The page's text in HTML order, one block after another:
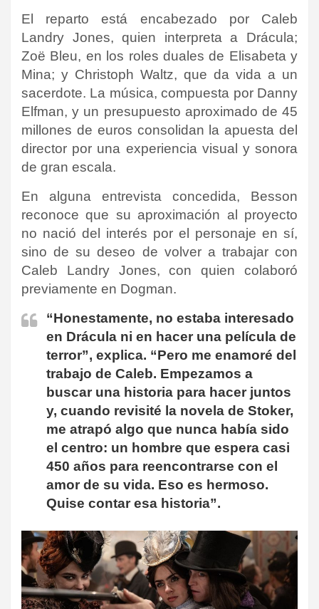
El reparto está encabezado por Caleb
Landry Jones, quien interpreta a Drácula;
Zoë Bleu, en los roles duales de Elisabeta y
Mina; y Christoph Waltz, que da vida a un
sacerdote. La música, compuesta por Danny
Elfman, y un presupuesto aproximado de 45
millones de euros consolidan la apuesta del
director por una experiencia visual y sonora
de gran escala.
En alguna entrevista concedida, Besson
reconoce que su aproximación al proyecto
no nació del interés por el personaje en sí,
sino de su deseo de volver a trabajar con
Caleb Landry Jones, con quien colaboró
previamente en Dogman.
“Honestamente, no estaba interesado
en Drácula ni en hacer una película de
terror”, explica. “Pero me enamoré del
trabajo de Caleb. Empezamos a
buscar una historia para hacer juntos
y, cuando revisité la novela de Stoker,
me atrapó algo que nunca había sido
el centro: un hombre que espera casi
450 años para reencontrarse con el
amor de su vida. Eso es hermoso.
Quise contar esa historia”.